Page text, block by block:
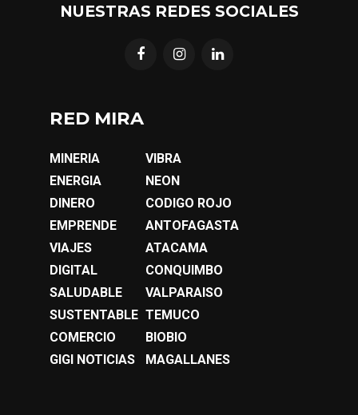
NUESTRAS REDES SOCIALES
RED MIRA
MINERIA
ENERGIA
DINERO
EMPRENDE
VIAJES
DIGITAL
SALUDABLE
SUSTENTABLE
COMERCIO
GIGI NOTICIAS
VIBRA
NEON
CODIGO ROJO
ANTOFAGASTA
ATACAMA
CONQUIMBO
VALPARAISO
TEMUCO
BIOBIO
MAGALLANES